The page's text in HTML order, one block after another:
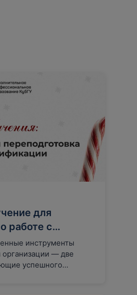
для
работе с
в начале
инструменты
— две
успешного